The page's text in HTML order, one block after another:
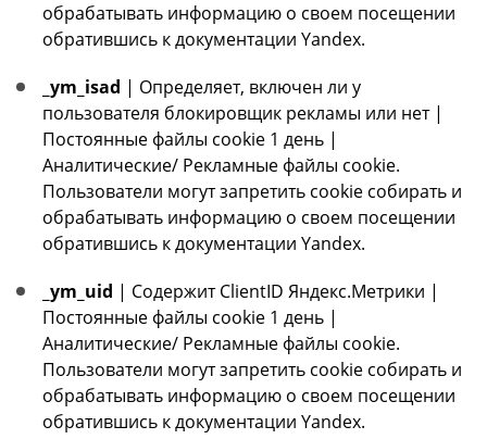
обрабатывать информацию о своем посещении
обратившись к документации Yandex.
_ym_isad | Определяет, включен ли у
пользователя блокировщик рекламы или нет |
Постоянные файлы cookie 1 день |
Аналитические/ Рекламные файлы cookie.
Пользователи могут запретить cookie собирать и
обрабатывать информацию о своем посещении
обратившись к документации Yandex.
_ym_uid | Содержит ClientID Яндекс.Метрики |
Постоянные файлы cookie 1 день |
Аналитические/ Рекламные файлы cookie.
Пользователи могут запретить cookie собирать и
обрабатывать информацию о своем посещении
обратившись к документации Yandex.